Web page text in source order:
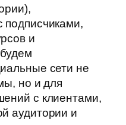
подписчиками,
и
сети не
но и для
с клиентами,
аудитории и